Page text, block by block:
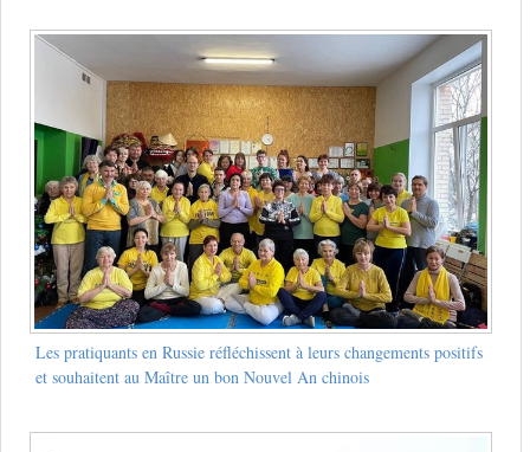
Les pratiquants en Russie réfléchissent à leurs changements positifs
et souhaitent au Maître un bon Nouvel An chinois